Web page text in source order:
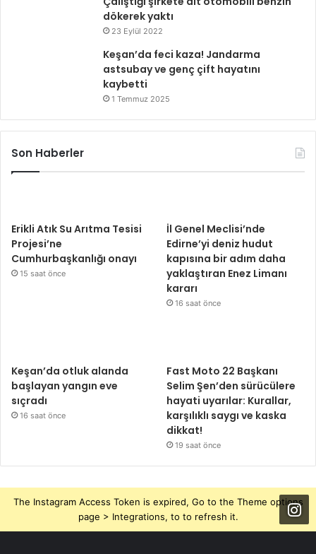
dökerek yaktı
23 Eylül 2022
Keşan’da feci kaza! Jandarma
astsubay ve genç çift hayatını
kaybetti
1 Temmuz 2025
Son Haberler
Erikli Atık Su Arıtma Tesisi
Projesi’ne
Cumhurbaşkanlığı onayı
15 saat önce
İl Genel Meclisi’nde
Edirne’yi deniz hudut
kapısına bir adım daha
yaklaştıran Enez Limanı
kararı
16 saat önce
Keşan’da otluk alanda
başlayan yangın eve
sıçradı
16 saat önce
Fast Moto 22 Başkanı
Selim Şen’den sürücülere
hayati uyarılar: Kurallar,
karşılıklı saygı ve kaska
dikkat!
19 saat önce
The Instagram Access Token is expired, Go to the Theme options
page > Integrations, to to refresh it.